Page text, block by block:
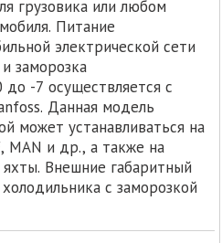
грузовика или любом
Питание
электрической сети
заморозка
-7 осуществляется с
Данная модель
может устанавливаться на
MAN и др., а также на
Внешние габаритный
с заморозкой